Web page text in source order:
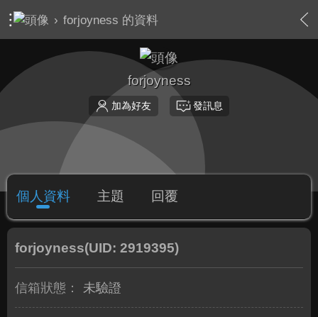
› forjoyness 的資料
forjoyness
加為好友 發訊息
個人資料 主題 回覆
forjoyness(UID: 2919395)
信箱狀態： 未驗證